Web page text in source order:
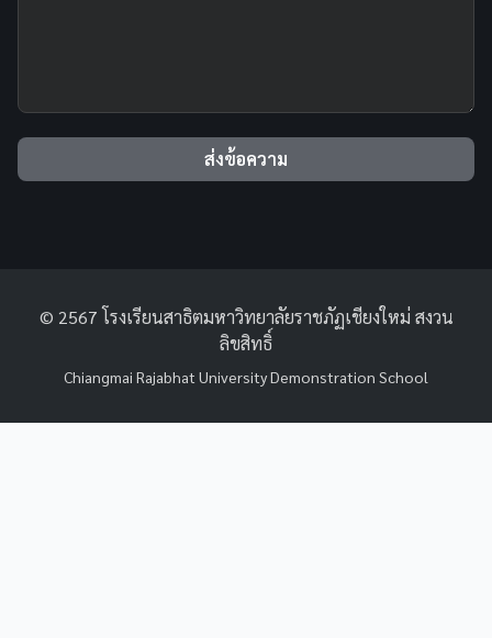
ส่งข้อความ
© 2567 โรงเรียนสาธิตมหาวิทยาลัยราชภัฏเชียงใหม่ สงวน
ลิขสิทธิ์
Chiangmai Rajabhat University Demonstration School